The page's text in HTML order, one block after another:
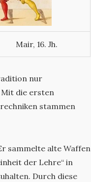
Mair, 16. Jh.
nur
die ersten
stammen
sammelte alte Waffen
der Lehre“ in
Durch diese